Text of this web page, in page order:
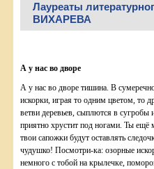
Лауреаты
ВИХАРЕВА
А у нас во дворе
А у нас во дворе тишина. В
искорки, играя то одним цветом, то
ветви деревьев, сыплются в
приятно хрустит под ногами. Ты
твои сапожки будут оставлять
чудушко! Посмотри-ка: озорные
немного с тобой на крылечке,